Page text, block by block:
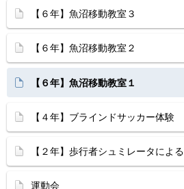
【６年】魚沼移動教室３
【６年】魚沼移動教室２
【６年】魚沼移動教室１
【４年】ブラインドサッカー体験
【２年】歩行者シュミレータによ
運動会